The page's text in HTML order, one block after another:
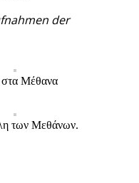
der
στα Μέθανα
των Μεθάνων.